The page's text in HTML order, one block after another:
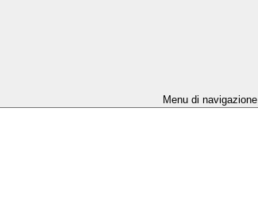
Menu di navigazione